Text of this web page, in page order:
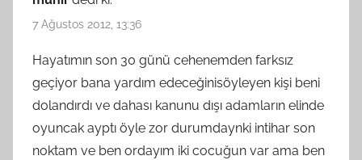
7 Ağustos 2012, 13:36
Hayatımın son 30 günü cehenemden farksız
geçiyor bana yardım edeceğinisöyleyen kişi beni
dolandırdı ve dahası kanunu dışı adamların elinde
oyuncak ayptı öyle zor durumdaynki intihar son
noktam ve ben ordayım iki cocuğun var ama ben